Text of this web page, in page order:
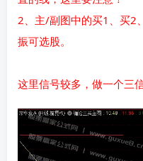
2、主/副图中的买1、买2
振可选股。
这里信号较多，做一个三